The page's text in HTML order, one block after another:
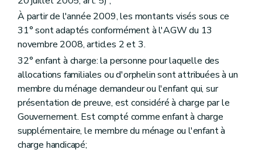
Art. 203
Art. 204
Art. 205
Art. 206
Art. 207
Titre
VI Disposition interprétative– Décret du 30 avril 2009, art. 9)
Art.208
TitreVII
Mise en œuvre des dispositions de la Directive 2006/123/CE du Parlement européen et du Conseil du 12 décembre 2006 relative aux services dans le marché intérieur
Art.209
À partir de l'année 2009, les montants visés sous ce
31° sont adaptés conformément à l'AGW du 13
novembre 2008, articles 2 et 3.
32° enfant à charge: la personne pour laquelle des
allocations familiales ou d'orphelin sont attribuées à un
membre du ménage demandeur ou l'enfant qui, sur
présentation de preuve, est considéré à charge par le
Gouvernement. Est compté comme enfant à charge
supplémentaire, le membre du ménage ou l'enfant à
charge handicapé;